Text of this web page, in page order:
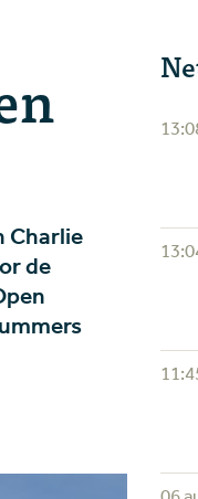
Charlie
de